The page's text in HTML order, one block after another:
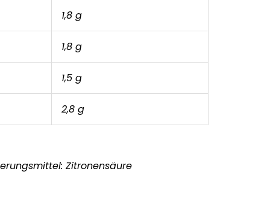
1,8 g
1,8 g
1,5 g
2,8 g
Zitronensäure